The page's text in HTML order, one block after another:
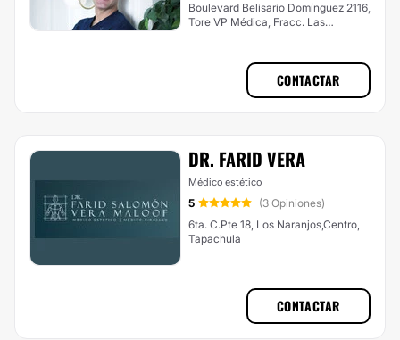
Boulevard Belisario Domínguez 2116,
Tore VP Médica, Fracc. Las
CONTACTAR
DR. FARID VERA
Médico estético
5
(3 Opiniones)
6ta. C.Pte 18, Los Naranjos,Centro,
Tapachula
CONTACTAR